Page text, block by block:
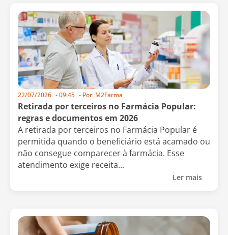
22/07/2026 -09:45 - Por: M2Farma
Retirada por terceiros no Farmácia Popular:
regras e documentos em 2026
A retirada por terceiros no Farmácia Popular é
permitida quando o beneficiário está acamado ou
não consegue comparecer à farmácia. Esse
atendimento exige receita...
Ler mais